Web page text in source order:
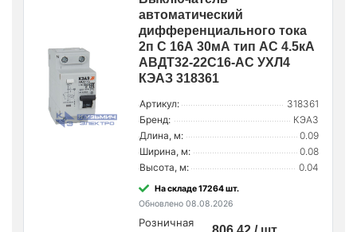
автоматический
дифференциального тока
2п C 16А 30мА тип AC 4.5кА
АВДТ32-22C16-AC УХЛ4
КЭАЗ 318361
Артикул:
318361
Бренд:
КЭАЗ
Длина, м:
0.09
Ширина, м:
0.08
Высота, м:
0.04
На складе 17264 шт.
Обновлено 08.08.2026
Розничная